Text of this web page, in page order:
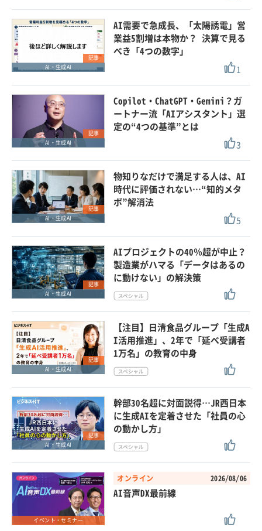
記事
AI・生成AI
AI需要で急成長、「太陽誘電」営
業益5割増は本物か？ 決算で見る
べき「4つの数字」
1
記事
AI・生成AI
Copilot・ChatGPT・Gemini？ガ
ートナー流「AIアシスタント」選
定の“4つの基準”とは
3
記事
AI・生成AI
物知りなだけで満足する人は、AI
時代に評価されない…“知的メタ
ボ”解消法
5
記事
AI・生成AI
AIプロジェクトの40％超が中止？
製造業がハマる「データはあるの
に動けない」の解決策
記事
AI・生成AI
【注目】日清食品グループ「生成A
I活用推進」、2年で「延べ受講者
1万名」の教育の中身
記事
AI・生成AI
幹部30名超に対面説得…JR西日本
に生成AIを定着させた「社員の心
の動かし方」
イベント・セミナー
オンライン 2026/08/06
AI音声DX最前線